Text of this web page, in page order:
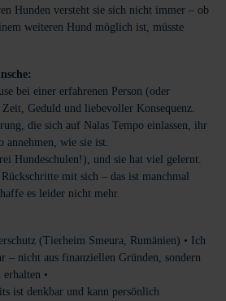
Hunden versteht sie sich nicht immer – ob
weiteren Hund möglich ist, müsste
bei einer erfahrenen Person (oder
Geduld und liebevoller Konsequenz.
die sich auf Nalas Tempo einlassen, ihr
annehmen, wie sie ist.
Hundeschulen!), und sie hat viel gelernt.
mit sich – das ist manchmal
es leider nicht mehr.
(Tierheim Smeura, Rumänien) • Ich
– nicht aus finanziellen Gründen, sondern
•
ist denkbar und kann persönlich